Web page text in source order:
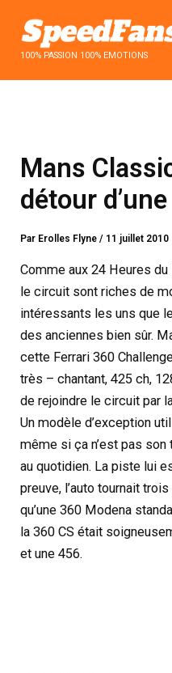
contenu100% PASSION 100% EMOTIONS
Mans
détour
Par Erolles Flyne/ 11 juillet 2010
Comme aux 24 Heures
le circuit sont riches de
intéressants les uns que
des anciennes bien sûr.
cette Ferrari 360
très – chantant, 425 ch,
de rejoindre le circuit par
Un modèle d’exception
même si ça n’est pas
au quotidien. La piste lui
preuve, l’auto tournait
qu’une 360 Modena
la 360 CS était
et une 456.